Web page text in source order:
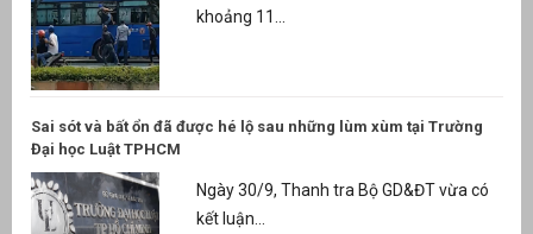
khoảng 11...
Sai sót và bất ổn đã được hé lộ sau những lùm xùm tại Trường
Đại học Luật TPHCM
Ngày 30/9, Thanh tra Bộ GD&ĐT vừa có
kết luận...